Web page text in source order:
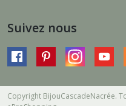
Suivez nous
Copyright BijouCascadeNacrée.